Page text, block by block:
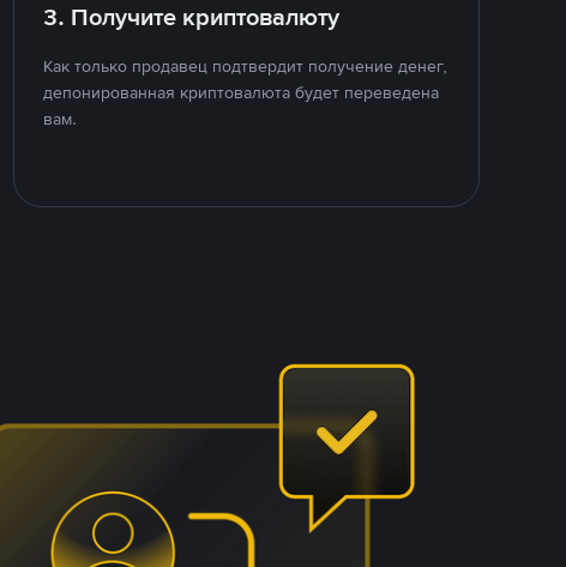
3. Получите криптовалюту
Как только продавец подтвердит получение денег,
депонированная криптовалюта будет переведена
вам.